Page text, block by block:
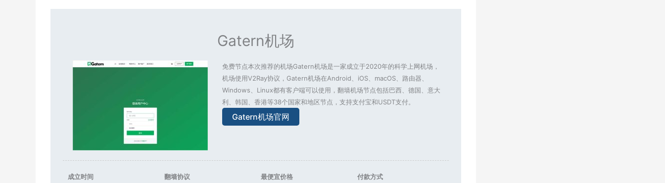
Gatern机场
免费节点本次推荐的机场Gatern机场是一家成立于2020年的科学上网机场，
机场使用V2Ray协议，Gatern机场在Android、iOS、macOS、路由器、
Windows、Linux都有客户端可以使用，翻墙机场节点包括巴西、德国、意大
利、韩国、香港等38个国家和地区节点，支持支付宝和USDT支付。
Gatern机场官网
成立时间
翻墙协议
最便宜价格
付款方式